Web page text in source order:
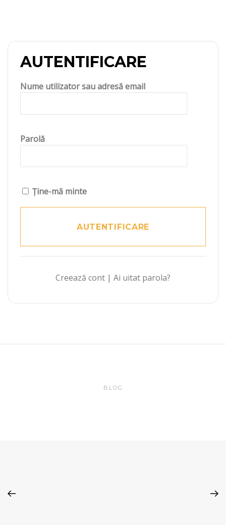
AUTENTIFICARE
Nume utilizator sau adresă email
Parolă
Ține-mă minte
Creează cont | Ai uitat parola?
BLOG